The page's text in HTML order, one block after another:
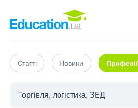
Статті Новини Професії